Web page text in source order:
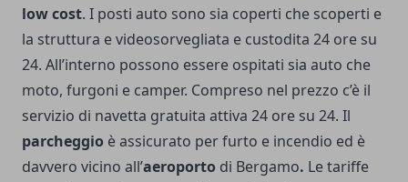
low cost. I posti auto sono sia coperti che scoperti e
la struttura e videosorvegliata e custodita 24 ore su
24. All’interno possono essere ospitati sia auto che
moto, furgoni e camper. Compreso nel prezzo c’è il
servizio di navetta gratuita attiva 24 ore su 24. Il
parcheggio è assicurato per furto e incendio ed è
davvero vicino all’aeroporto di Bergamo. Le tariffe